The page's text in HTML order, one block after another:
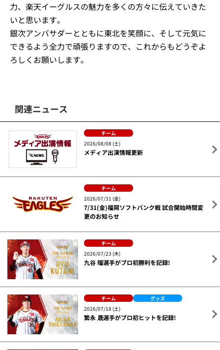
力、楽天イーグルスの魅力を多くの方々に伝えていきた
いと思います。
銀次アンバサダーとともに東北を笑顔に、そして元気に
できるよう全力で頑張りますので、これからもどうぞよ
ろしくお願いします。
関連ニュース
チーム
2026/08/08 (土)
メディア出演情報更新
チーム
2026/07/31 (金)
7/31(金)福岡ソフトバンク戦 試合開始時間変
更のお知らせ
チーム
2026/07/23 (木)
九谷 瑠選手がプロ初勝利を記録!
チーム
グッズ
2026/07/18 (土)
繁永 晟選手がプロ初ヒットを記録!